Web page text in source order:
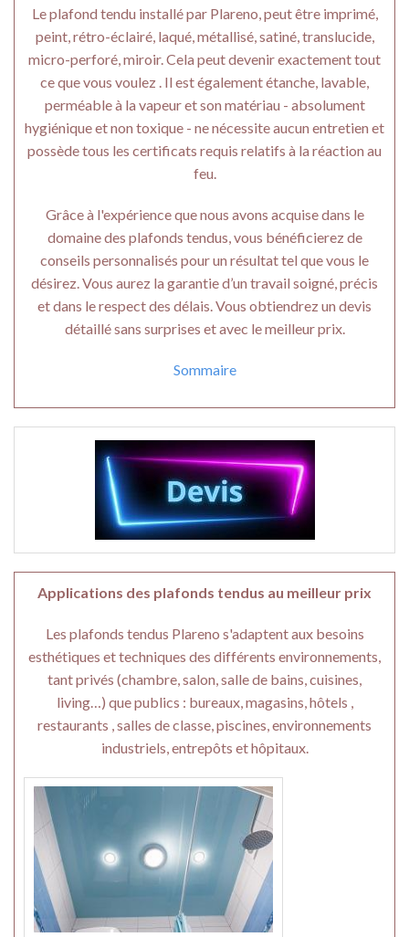
Le plafond tendu installé par Plareno, peut être imprimé,
peint, rétro-éclairé, laqué, métallisé, satiné, translucide,
micro-perforé, miroir. Cela peut devenir exactement tout
ce que vous voulez . Il est également étanche, lavable,
perméable à la vapeur et son matériau - absolument
hygiénique et non toxique - ne nécessite aucun entretien et
possède tous les certificats requis relatifs à la réaction au
feu.
Grâce à l'expérience que nous avons acquise dans le
domaine des plafonds tendus, vous bénéficierez de
conseils personnalisés pour un résultat tel que vous le
désirez. Vous aurez la garantie d’un travail soigné, précis
et dans le respect des délais. Vous obtiendrez un devis
détaillé sans surprises et avec le meilleur prix.
Sommaire
Applications des plafonds tendus au meilleur prix
Les plafonds tendus Plareno s'adaptent aux besoins
esthétiques et techniques des différents environnements,
tant privés (chambre, salon, salle de bains, cuisines,
living…) que publics : bureaux, magasins, hôtels ,
restaurants , salles de classe, piscines, environnements
industriels, entrepôts et hôpitaux.